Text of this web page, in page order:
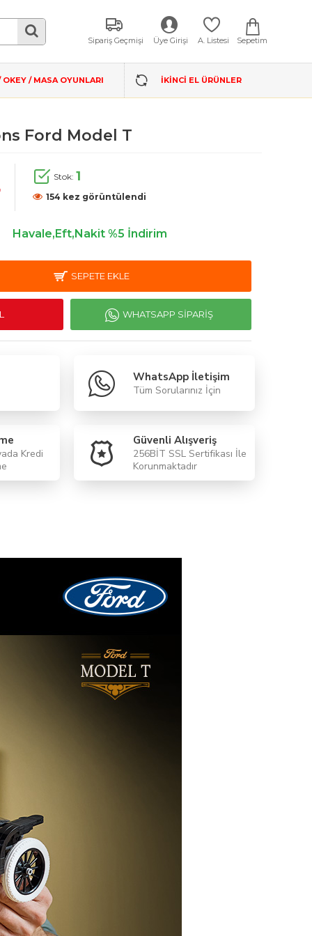
Sipariş Geçmişi Üye Girişi A. Listesi Sepetim
/ MASA OYUNLARI İKINCI EL ÜRÜNLER
Ford Model T
Stok: 1
154 kez görüntülendi
%5 İndirim
SEPETE EKLE
WHATSAPP SIPARIŞ
WhatsApp İletişim
Tüm Sorularınız İçin
Kredi
Güvenli Alışveriş
256BİT SSL Sertifikası İle
Korunmaktadır